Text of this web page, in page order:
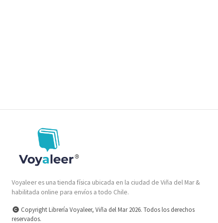
Voyaleer es una tienda física ubicada en la ciudad de Viña del Mar &
habilitada online para envíos a todo Chile.
Copyright Librería Voyaleer, Viña del Mar 2026. Todos los derechos
reservados.